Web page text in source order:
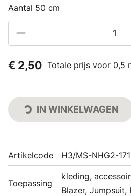
Aantal 50 cm
€ 2,50 Totale prijs voor 0,5
IN WINKELWAGEN
Artikelcode H3/MS-NHG2-
Toepassing
kleding,
Blazer, Jumpsuit,